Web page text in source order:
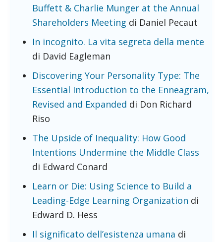
Buffett & Charlie Munger at the Annual
Shareholders Meeting di Daniel Pecaut
In incognito. La vita segreta della mente
di David Eagleman
Discovering Your Personality Type: The
Essential Introduction to the Enneagram,
Revised and Expanded di Don Richard
Riso
The Upside of Inequality: How Good
Intentions Undermine the Middle Class
di Edward Conard
Learn or Die: Using Science to Build a
Leading-Edge Learning Organization di
Edward D. Hess
Il significato dell’esistenza umana di